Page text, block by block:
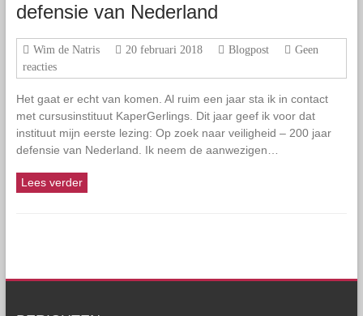
defensie van Nederland
Wim de Natris 20 februari 2018 Blogpost
Geen
reacties
Het gaat er echt van komen. Al ruim een jaar sta ik in contact
met cursusinstituut KaperGerlings. Dit jaar geef ik voor dat
instituut mijn eerste lezing: Op zoek naar veiligheid – 200 jaar
defensie van Nederland. Ik neem de aanwezigen…
Lees verder